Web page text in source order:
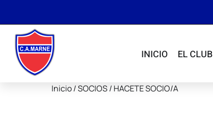
INICIO EL CLUB
Inicio/SOCIOS/ HACETE SOCIO/A